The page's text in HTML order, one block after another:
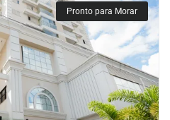
Pronto para Morar